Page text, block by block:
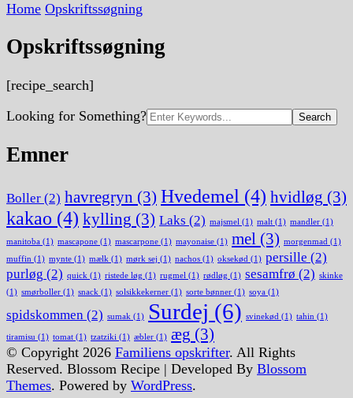
Home Opskriftssøgning
Opskriftssøgning
[recipe_search]
Search
Looking for Something?
Emner
Boller (2) havregryn (3) Hvedemel (4) hvidløg (3)
kakao (4) kylling (3) Laks (2) majsmel (1) malt (1) mandler (1)
manitoba (1) mascapone (1) mascarpone (1) mayonaise (1) mel (3) morgenmad (1)
muffin (1) mynte (1) mælk (1) mørk sej (1) nachos (1) oksekød (1) persille (2)
purløg (2) quick (1) ristede løg (1) rugmel (1) rødløg (1) sesamfrø (2) skinke
(1) smørboller (1) snack (1) solsikkekerner (1) sorte bønner (1) soya (1)
spidskommen (2) sumak (1) Surdej (6) svinekød (1) tahin (1)
tiramisu (1) tomat (1) tzatziki (1) æbler (1) æg (3)
© Copyright 2026 Familiens opskrifter. All Rights
Reserved. Blossom Recipe | Developed By Blossom
Themes. Powered by WordPress.